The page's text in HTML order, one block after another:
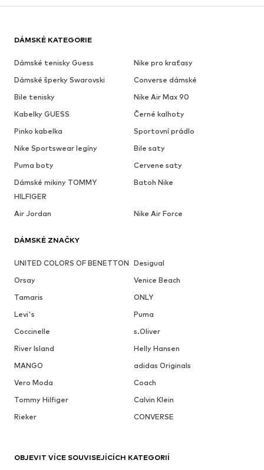
DÁMSKÉ KATEGORIE
Dámské tenisky Guess
Nike pro kraťasy
Dámské šperky Swarovski
Converse dámské
Bile tenisky
Nike Air Max 90
Kabelky GUESS
Černé kalhoty
Pinko kabelka
Sportovní prádlo
Nike Sportswear legíny
Bile saty
Puma boty
Cervene saty
Dámské mikiny TOMMY
HILFIGER
Batoh Nike
Air Jordan Nike Air Force
DÁMSKÉ ZNAČKY
UNITED COLORS OF BENETTON Desigual
Orsay
Venice Beach
Tamaris
ONLY
Levi's
Puma
Coccinelle
s.Oliver
River Island
Helly Hansen
MANGO
adidas Originals
Vero Moda
Coach
Tommy Hilfiger
Calvin Klein
Rieker
CONVERSE
OBJEVIT VÍCE SOUVISEJÍCÍCH KATEGORIÍ